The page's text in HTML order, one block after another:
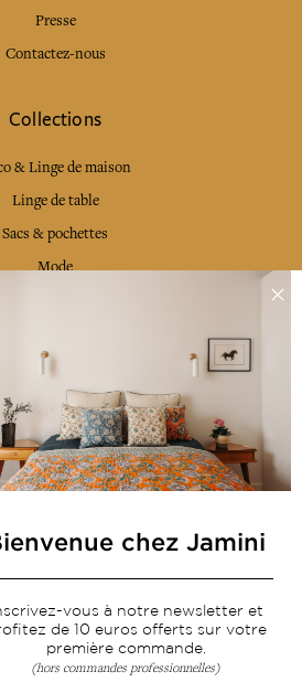
Presse
Contactez-nous
Collections
& Linge de maison
Linge de table
Sacs & pochettes
Mode
Livraison & retour
CGV
revendeur
communauté
raconté avec poésie et élégance
Inscrivez vous à notre newsletter
chez Jamini
vous à notre newsletter et
de 10 euros offerts sur votre
première commande.
(hors commandes professionnelles)